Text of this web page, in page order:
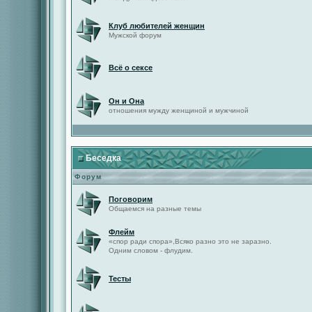
Клуб любителей женщин
Мужской форум
Всё о сексе
Он и Она
отношения мужду женщиной и мужчиной
Беседка
Форум
Поговорим
Общаемся на разные темы
Флейм
«спор ради спора»,Всяко разно это не заразно.
Одним словом - флудим.
Тесты